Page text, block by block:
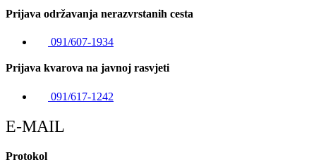
Prijava održavanja nerazvrstanih cesta
091/607-1934
Prijava kvarova na javnoj rasvjeti
091/617-1242
E-MAIL
Protokol